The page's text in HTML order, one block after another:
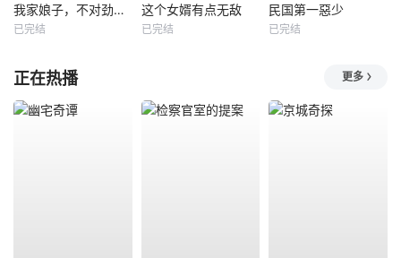
我家娘子，不对劲第四季
已完结
这个女婿有点无敌
已完结
民国第一惡少
已完结
正在热播 更多